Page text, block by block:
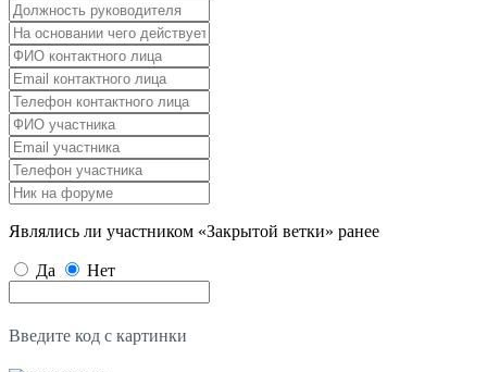
Являлись ли участником «Закрытой ветки» ранее
Да Нет
Введите код с картинки